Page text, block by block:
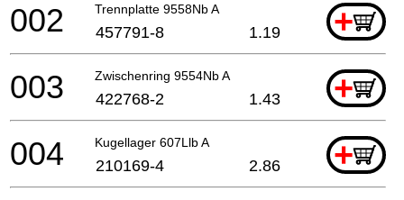
Trennplatte 9558Nb A +
002 457791-8 1.19
Zwischenring 9554Nb A +
003 422768-2 1.43
Kugellager 607Llb A +
004 210169-4 2.86